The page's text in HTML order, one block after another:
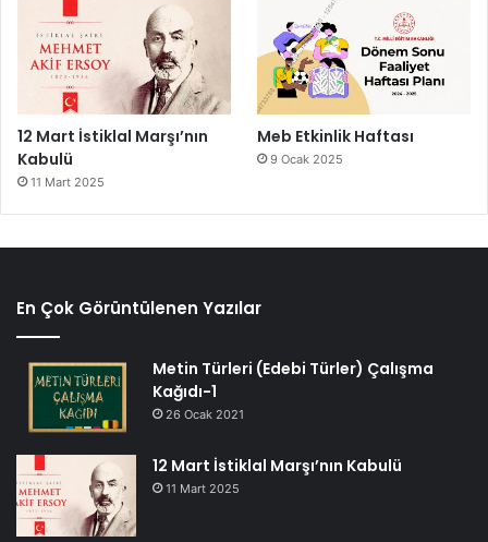
12 Mart İstiklal Marşı’nın
Kabulü
11 Mart 2025
Meb Etkinlik Haftası
9 Ocak 2025
En Çok Görüntülenen Yazılar
Metin Türleri (Edebi Türler) Çalışma
Kağıdı-1
26 Ocak 2021
12 Mart İstiklal Marşı’nın Kabulü
11 Mart 2025